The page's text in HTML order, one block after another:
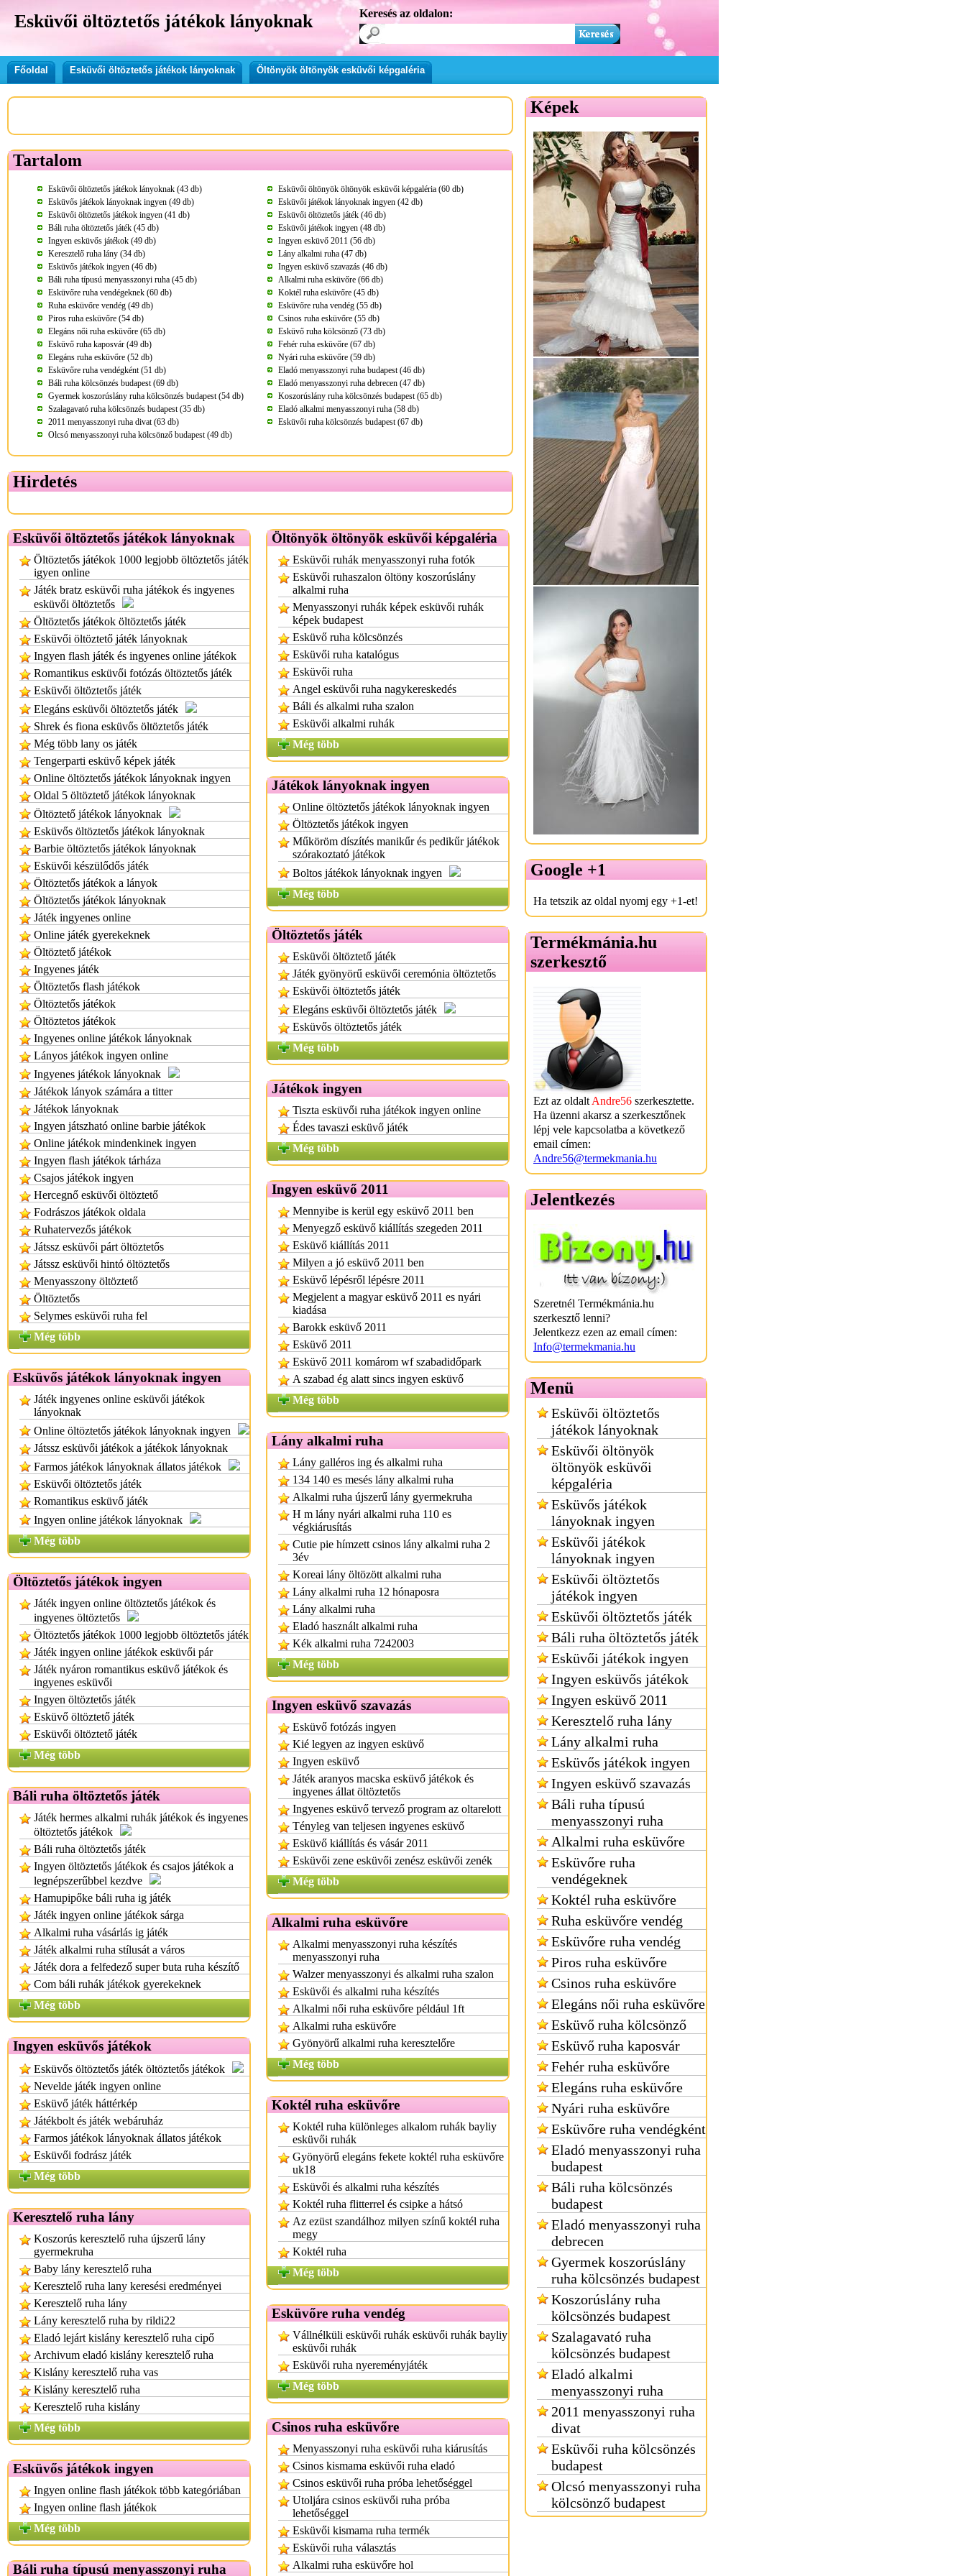
Esküvői öltöztetős játékok lányoknak Keresés az oldalon:
Főoldal Esküvői öltöztetős játékok lányoknak Öltönyök öltönyök esküvői képgaléria
Tartalom
Esküvői öltöztetős játékok lányoknak (43 db)
Esküvői öltönyök öltönyök esküvői képgaléria (60 db)
Esküvős játékok lányoknak ingyen (49 db)
Esküvői játékok lányoknak ingyen (42 db)
Esküvői öltöztetős játékok ingyen (41 db)
Esküvői öltöztetős játék (46 db)
Báli ruha öltöztetős játék (45 db)
Esküvői játékok ingyen (48 db)
Ingyen esküvős játékok (49 db)
Ingyen esküvő 2011 (56 db)
Keresztelő ruha lány (34 db)
Lány alkalmi ruha (47 db)
Esküvős játékok ingyen (46 db)
Ingyen esküvő szavazás (46 db)
Báli ruha típusú menyasszonyi ruha (45 db)
Alkalmi ruha esküvőre (66 db)
Esküvőre ruha vendégeknek (60 db)
Koktél ruha esküvőre (45 db)
Ruha esküvőre vendég (49 db)
Esküvőre ruha vendég (55 db)
Piros ruha esküvőre (54 db)
Csinos ruha esküvőre (55 db)
Elegáns női ruha esküvőre (65 db)
Esküvő ruha kölcsönző (73 db)
Esküvő ruha kaposvár (49 db)
Fehér ruha esküvőre (67 db)
Elegáns ruha esküvőre (52 db)
Nyári ruha esküvőre (59 db)
Esküvőre ruha vendégként (51 db)
Eladó menyasszonyi ruha budapest (46 db)
Báli ruha kölcsönzés budapest (69 db)
Eladó menyasszonyi ruha debrecen (47 db)
Gyermek koszorúslány ruha kölcsönzés budapest (54 db)
Koszorúslány ruha kölcsönzés budapest (65 db)
Szalagavató ruha kölcsönzés budapest (35 db)
Eladó alkalmi menyasszonyi ruha (58 db)
2011 menyasszonyi ruha divat (63 db)
Esküvői ruha kölcsönzés budapest (67 db)
Olcsó menyasszonyi ruha kölcsönző budapest (49 db)
Hirdetés
Esküvői öltöztetős játékok lányoknak
Öltöztetős játékok 1000 legjobb öltöztetős játék
igyen online
Játék bratz esküvői ruha játékok és ingyenes
esküvői öltöztetős
Öltöztetős játékok öltöztetős játék
Esküvői öltöztető játék lányoknak
Ingyen flash játék és ingyenes online játékok
Romantikus esküvői fotózás öltöztetős játék
Esküvői öltöztetős játék
Elegáns esküvői öltöztetős játék
Shrek és fiona esküvős öltöztetős játék
Még több lany os játék
Tengerparti esküvő képek játék
Online öltöztetős játékok lányoknak ingyen
Oldal 5 öltöztető játékok lányoknak
Öltöztető játékok lányoknak
Esküvős öltöztetős játékok lányoknak
Barbie öltöztetős játékok lányoknak
Esküvői készülődős játék
Öltöztetős játékok a lányok
Öltöztetős játékok lányoknak
Játék ingyenes online
Online játék gyerekeknek
Öltöztető játékok
Ingyenes játék
Öltöztetős flash játékok
Öltöztetős játékok
Öltöztetos játékok
Ingyenes online játékok lányoknak
Lányos játékok ingyen online
Ingyenes játékok lányoknak
Játékok lányok számára a titter
Játékok lányoknak
Ingyen játszható online barbie játékok
Online játékok mindenkinek ingyen
Ingyen flash játékok tárháza
Csajos játékok ingyen
Hercegnő esküvői öltöztető
Fodrászos játékok oldala
Ruhatervezős játékok
Játssz esküvői párt öltöztetős
Játssz esküvői hintó öltöztetős
Menyasszony öltöztető
Öltöztetős
Selymes esküvői ruha fel
Még több
Esküvős játékok lányoknak ingyen
Játék ingyenes online esküvői játékok
lányoknak
Online öltöztetős játékok lányoknak ingyen
Játssz esküvői játékok a játékok lányoknak
Farmos játékok lányoknak állatos játékok
Esküvői öltöztetős játék
Romantikus esküvő játék
Ingyen online játékok lányoknak
Még több
Öltöztetős játékok ingyen
Játék ingyen online öltöztetős játékok és
ingyenes öltöztetős
Öltöztetős játékok 1000 legjobb öltöztetős játék
Játék ingyen online játékok esküvői pár
Játék nyáron romantikus esküvő játékok és
ingyenes esküvői
Ingyen öltöztetős játék
Esküvő öltöztető játék
Esküvői öltöztető játék
Még több
Báli ruha öltöztetős játék
Játék hermes alkalmi ruhák játékok és ingyenes
öltöztetős játékok
Báli ruha öltöztetős játék
Ingyen öltöztetős játékok és csajos játékok a
legnépszerűbbel kezdve
Hamupipőke báli ruha ig játék
Játék ingyen online játékok sárga
Alkalmi ruha vásárlás ig játék
Játék alkalmi ruha stílusát a város
Játék dora a felfedező super buta ruha készítő
Com báli ruhák játékok gyerekeknek
Még több
Ingyen esküvős játékok
Esküvős öltöztetős játék öltöztetős játékok
Nevelde játék ingyen online
Esküvő játék háttérkép
Játékbolt és játék webáruház
Farmos játékok lányoknak állatos játékok
Esküvői fodrász játék
Még több
Keresztelő ruha lány
Koszorús keresztelő ruha újszerű lány
gyermekruha
Baby lány keresztelő ruha
Keresztelő ruha lany keresési eredményei
Keresztelő ruha lány
Lány keresztelő ruha by rildi22
Eladó lejárt kislány keresztelő ruha cipő
Archivum eladó kislány keresztelő ruha
Kislány keresztelő ruha vas
Kislány keresztelő ruha
Keresztelő ruha kislány
Még több
Esküvős játékok ingyen
Ingyen online flash játékok több kategóriában
Ingyen online flash játékok
Még több
Báli ruha típusú menyasszonyi ruha
Öltönyök öltönyök esküvői képgaléria
Esküvői ruhák menyasszonyi ruha fotók
Esküvői ruhaszalon öltöny koszorúslány
alkalmi ruha
Menyasszonyi ruhák képek esküvői ruhák
képek budapest
Esküvő ruha kölcsönzés
Esküvői ruha katalógus
Esküvői ruha
Angel esküvői ruha nagykereskedés
Báli és alkalmi ruha szalon
Esküvői alkalmi ruhák
Még több
Játékok lányoknak ingyen
Online öltöztetős játékok lányoknak ingyen
Öltöztetős játékok ingyen
Műköröm díszítés manikűr és pedikűr játékok
szórakoztató játékok
Boltos játékok lányoknak ingyen
Még több
Öltöztetős játék
Esküvői öltöztető játék
Játék gyönyörű esküvői ceremónia öltöztetős
Esküvői öltöztetős játék
Elegáns esküvői öltöztetős játék
Esküvős öltöztetős játék
Még több
Játékok ingyen
Tiszta esküvői ruha játékok ingyen online
Édes tavaszi esküvő játék
Még több
Ingyen esküvő 2011
Mennyibe is kerül egy esküvő 2011 ben
Menyegző esküvő kiállítás szegeden 2011
Esküvő kiállítás 2011
Milyen a jó esküvő 2011 ben
Esküvő lépésről lépésre 2011
Megjelent a magyar esküvő 2011 es nyári
kiadása
Barokk esküvő 2011
Esküvő 2011
Esküvő 2011 komárom wf szabadidőpark
A szabad ég alatt sincs ingyen esküvő
Még több
Lány alkalmi ruha
Lány galléros ing és alkalmi ruha
134 140 es mesés lány alkalmi ruha
Alkalmi ruha újszerű lány gyermekruha
H m lány nyári alkalmi ruha 110 es
végkiárusítás
Cutie pie hímzett csinos lány alkalmi ruha 2
3év
Koreai lány öltözött alkalmi ruha
Lány alkalmi ruha 12 hónaposra
Lány alkalmi ruha
Eladó használt alkalmi ruha
Kék alkalmi ruha 7242003
Még több
Ingyen esküvő szavazás
Esküvő fotózás ingyen
Kié legyen az ingyen esküvő
Ingyen esküvő
Játék aranyos macska esküvő játékok és
ingyenes állat öltöztetős
Ingyenes esküvő tervező program az oltarelott
Tényleg van teljesen ingyenes esküvő
Esküvő kiállítás és vásár 2011
Esküvői zene esküvői zenész esküvői zenék
Még több
Alkalmi ruha esküvőre
Alkalmi menyasszonyi ruha készítés
menyasszonyi ruha
Walzer menyasszonyi és alkalmi ruha szalon
Esküvői és alkalmi ruha készítés
Alkalmi női ruha esküvőre például 1ft
Alkalmi ruha esküvőre
Gyönyörű alkalmi ruha keresztelőre
Még több
Koktél ruha esküvőre
Koktél ruha különleges alkalom ruhák bayliy
esküvői ruhák
Gyönyörű elegáns fekete koktél ruha esküvőre
uk18
Esküvői és alkalmi ruha készítés
Koktél ruha flitterrel és csipke a hátsó
Az ezüst szandálhoz milyen színű koktél ruha
megy
Koktél ruha
Még több
Esküvőre ruha vendég
Vállnélküli esküvői ruhák esküvői ruhák bayliy
esküvői ruhák
Esküvői ruha nyereményjáték
Még több
Csinos ruha esküvőre
Menyasszonyi ruha esküvői ruha kiárusítás
Csinos kismama esküvői ruha eladó
Csinos esküvői ruha próba lehetőséggel
Utoljára csinos esküvői ruha próba
lehetőséggel
Esküvői kismama ruha termék
Esküvői ruha választás
Alkalmi ruha esküvőre hol
Képek
Google +1
Ha tetszik az oldal nyomj egy +1-et!
Termékmánia.hu
szerkesztő
Ezt az oldalt Andre56 szerkesztette.
Ha üzenni akarsz a szerkesztőnek
lépj vele kapcsolatba a következő
email címen:
Andre56@termekmania.hu
Jelentkezés
Szeretnél Termékmánia.hu
szerkesztő lenni?
Jelentkezz ezen az email címen:
Info@termekmania.hu
Menü
Esküvői öltöztetős
játékok lányoknak
Esküvői öltönyök
öltönyök esküvői
képgaléria
Esküvős játékok
lányoknak ingyen
Esküvői játékok
lányoknak ingyen
Esküvői öltöztetős
játékok ingyen
Esküvői öltöztetős játék
Báli ruha öltöztetős játék
Esküvői játékok ingyen
Ingyen esküvős játékok
Ingyen esküvő 2011
Keresztelő ruha lány
Lány alkalmi ruha
Esküvős játékok ingyen
Ingyen esküvő szavazás
Báli ruha típusú
menyasszonyi ruha
Alkalmi ruha esküvőre
Esküvőre ruha
vendégeknek
Koktél ruha esküvőre
Ruha esküvőre vendég
Esküvőre ruha vendég
Piros ruha esküvőre
Csinos ruha esküvőre
Elegáns női ruha esküvőre
Esküvő ruha kölcsönző
Esküvő ruha kaposvár
Fehér ruha esküvőre
Elegáns ruha esküvőre
Nyári ruha esküvőre
Esküvőre ruha vendégként
Eladó menyasszonyi ruha
budapest
Báli ruha kölcsönzés
budapest
Eladó menyasszonyi ruha
debrecen
Gyermek koszorúslány
ruha kölcsönzés budapest
Koszorúslány ruha
kölcsönzés budapest
Szalagavató ruha
kölcsönzés budapest
Eladó alkalmi
menyasszonyi ruha
2011 menyasszonyi ruha
divat
Esküvői ruha kölcsönzés
budapest
Olcsó menyasszonyi ruha
kölcsönző budapest